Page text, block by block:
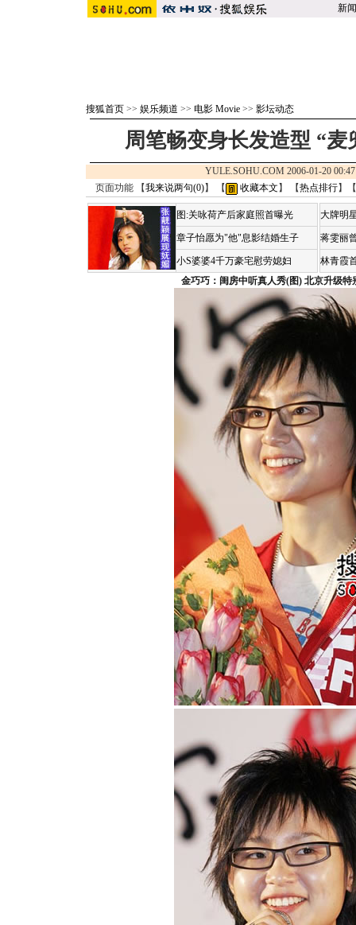
新闻
搜狐首页 >> 娱乐频道 >> 电影 Movie >> 影坛动态
周笔畅变身长发造型 “麦
YULE.SOHU.COM 2006-01-20
页面功能 【我来说两句(0)】 【 收藏本文 】 【热点排行】【
图:关咏荷产后家庭照首曝光
章子怡愿为"他"息影结婚生子
小S婆婆4千万豪宅慰劳媳妇
大牌明
蒋雯丽
林青霞
金巧巧：闺房中听真人秀(图) 北京升级特